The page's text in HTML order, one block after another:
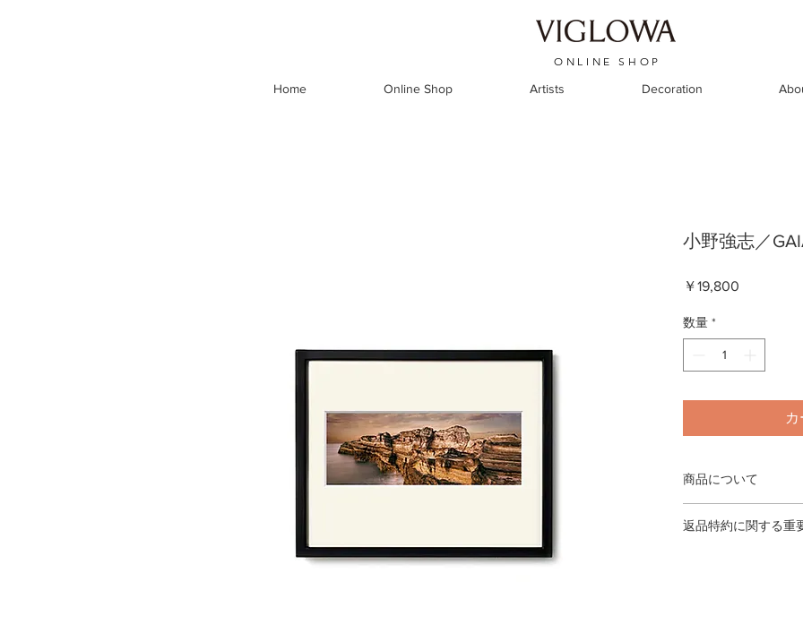
ONLINE SHOP
Home Online Shop Artists Decoration
小野強志／
￥19,800
数量 *
商品について
クリル使用／フレー
返品特約に関する重